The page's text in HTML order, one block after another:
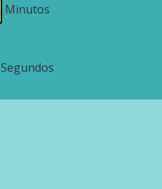
Minutos
Segundos